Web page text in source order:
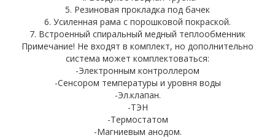
5. Резиновая прокладка под бачек
6. Усиленная рама с порошковой покраской.
7. Встроенный спиральный медный теплообменник
Примечание! Не входят в комплект, но дополнительно
система может комплектоваться:
-Электронным контроллером
-Сенсором температуры и уровня воды
-Эл.клапан.
-ТЭН
-Термостатом
-Магниевым анодом.